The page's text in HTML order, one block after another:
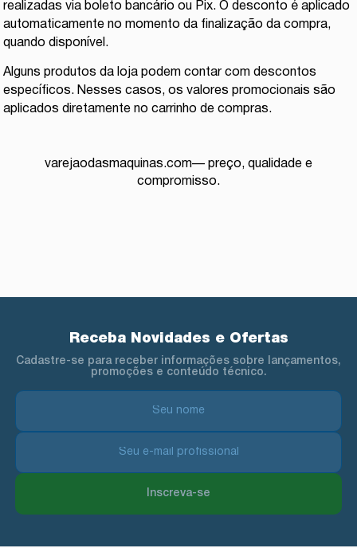
realizadas via boleto bancário ou Pix. O desconto é aplicado
automaticamente no momento da finalização da compra,
quando disponível.
Alguns produtos da loja podem contar com descontos
específicos. Nesses casos, os valores promocionais são
aplicados diretamente no carrinho de compras.
varejaodasmaquinas.com— preço, qualidade e
compromisso.
Receba Novidades e Ofertas
Cadastre-se para receber informações sobre lançamentos,
promoções e conteúdo técnico.
Inscreva-se